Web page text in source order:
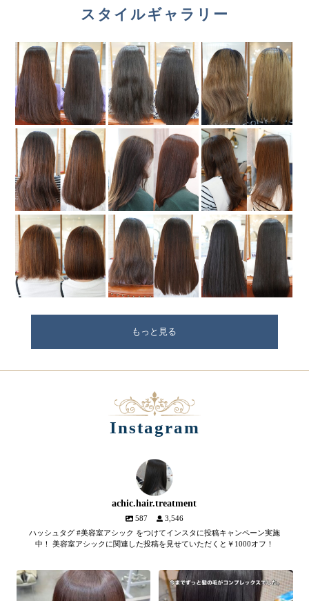
スタイルギャラリー
もっと見る
Instagram
achic.hair.treatment
587
3,546
ハッシュタグ #美容室アシック をつけてインスタに投稿キャンペーン実施
中！ 美容室アシックに関連した投稿を見せていただくと￥1000オフ！
【髪質改善メテオトリートメン
髪のツヤ、諦めていません